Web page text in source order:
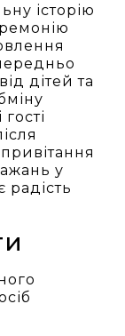
історію
дітей та
у
радість